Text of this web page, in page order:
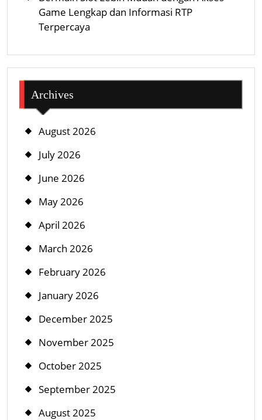
Game Lengkap dan Informasi RTP
Terpercaya
Archives
August 2026
July 2026
June 2026
May 2026
April 2026
March 2026
February 2026
January 2026
December 2025
November 2025
October 2025
September 2025
August 2025